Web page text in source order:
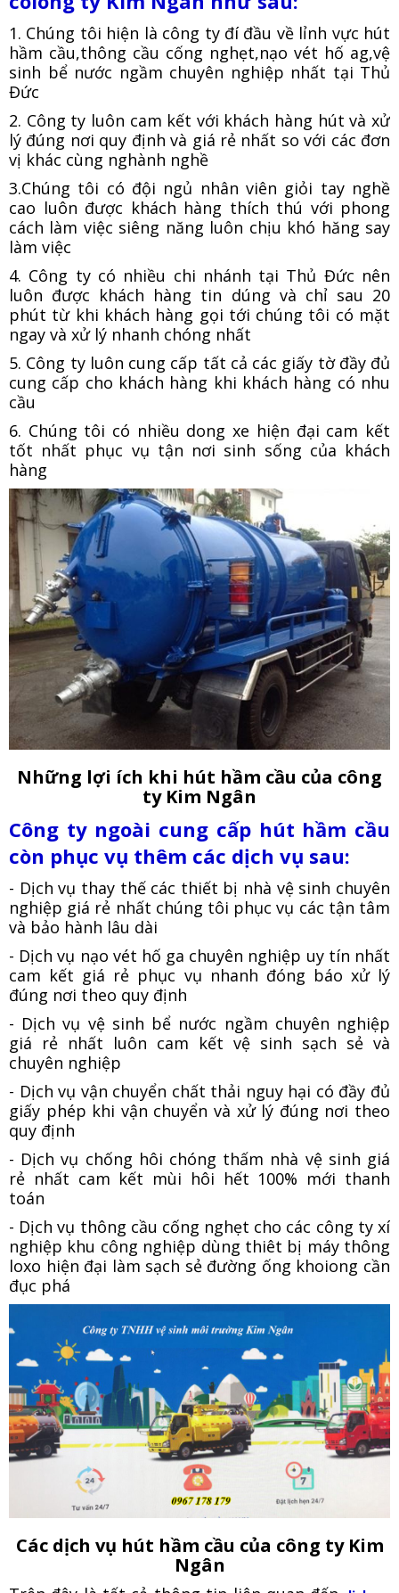
1. Chúng tôi hiện là công ty đí đầu về lỉnh vực hút
hầm cầu,thông cầu cống nghẹt,nạo vét hố ag,vệ
sinh bể nước ngầm chuyên nghiệp nhất tại Thủ
Đức
2. Công ty luôn cam kết với khách hàng hút và xử
lý đúng nơi quy định và giá rẻ nhất so với các đơn
vị khác cùng nghành nghề
3.Chúng tôi có đội ngủ nhân viên giỏi tay nghề
cao luôn được khách hàng thích thú với phong
cách làm việc siêng năng luôn chịu khó hăng say
làm việc
4. Công ty có nhiều chi nhánh tại Thủ Đức nên
luôn được khách hàng tin dúng và chỉ sau 20
phút từ khi khách hàng gọi tới chúng tôi có mặt
ngay và xử lý nhanh chóng nhất
5. Công ty luôn cung cấp tất cả các giấy tờ đầy đủ
cung cấp cho khách hàng khi khách hàng có nhu
cầu
6. Chúng tôi có nhiều dong xe hiện đại cam kết
tốt nhất phục vụ tận nơi sinh sống của khách
hàng
Những lợi ích khi hút hầm cầu của công
ty Kim Ngân
Công ty ngoài cung cấp hút hầm cầu
còn phục vụ thêm các dịch vụ sau:
- Dịch vụ thay thế các thiết bị nhà vệ sinh chuyên
nghiệp giá rẻ nhất chúng tôi phục vụ các tận tâm
và bảo hành lâu dài
- Dịch vụ nạo vét hố ga chuyên nghiệp uy tín nhất
cam kết giá rẻ phục vụ nhanh đóng báo xử lý
đúng nơi theo quy định
- Dịch vụ vệ sinh bể nước ngầm chuyên nghiệp
giá rẻ nhất luôn cam kết vệ sinh sạch sẻ và
chuyên nghiệp
- Dịch vụ vận chuyển chất thải nguy hại có đầy đủ
giấy phép khi vận chuyển và xử lý đúng nơi theo
quy định
- Dịch vụ chống hôi chóng thấm nhà vệ sinh giá
rẻ nhất cam kết mùi hôi hết 100% mới thanh
toán
- Dịch vụ thông cầu cống nghẹt cho các công ty xí
nghiệp khu công nghiệp dùng thiêt bị máy thông
loxo hiện đại làm sạch sẻ đường ống khoiong cần
đục phá
Các dịch vụ hút hầm cầu của công ty Kim
Ngân